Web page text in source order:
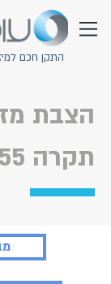
התקן חכם
הצבת
תקרה 2.55